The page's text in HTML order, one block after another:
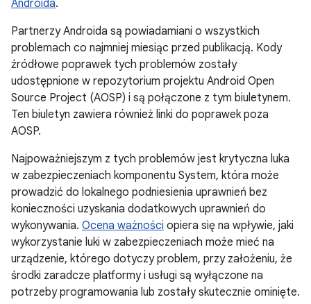
Androida.
Partnerzy Androida są powiadamiani o wszystkich
problemach co najmniej miesiąc przed publikacją. Kody
źródłowe poprawek tych problemów zostały
udostępnione w repozytorium projektu Android Open
Source Project (AOSP) i są połączone z tym biuletynem.
Ten biuletyn zawiera również linki do poprawek poza
AOSP.
Najpoważniejszym z tych problemów jest krytyczna luka
w zabezpieczeniach komponentu System, która może
prowadzić do lokalnego podniesienia uprawnień bez
konieczności uzyskania dodatkowych uprawnień do
wykonywania. Ocena ważności opiera się na wpływie, jaki
wykorzystanie luki w zabezpieczeniach może mieć na
urządzenie, którego dotyczy problem, przy założeniu, że
środki zaradcze platformy i usługi są wyłączone na
potrzeby programowania lub zostały skutecznie ominięte.